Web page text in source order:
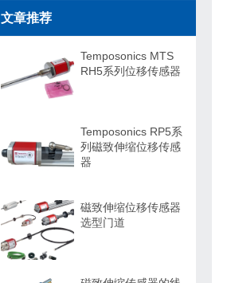
文章推荐
Temposonics MTS
RH5系列位移传感器
Temposonics RP5系
列磁致伸缩位移传感
器
磁致伸缩位移传感器
选型门道